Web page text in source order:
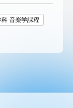
科 音楽学課程